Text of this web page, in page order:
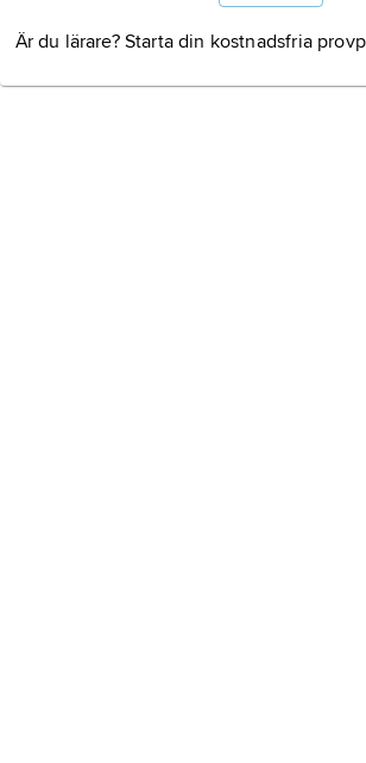
Är du lärare? Starta din kostnadsfria